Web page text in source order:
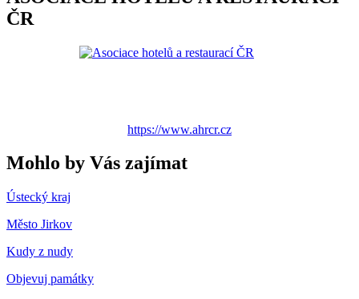
ČR
https://www.ahrcr.cz
Mohlo by Vás zajímat
Ústecký kraj
Město Jirkov
Kudy z nudy
Objevuj památky